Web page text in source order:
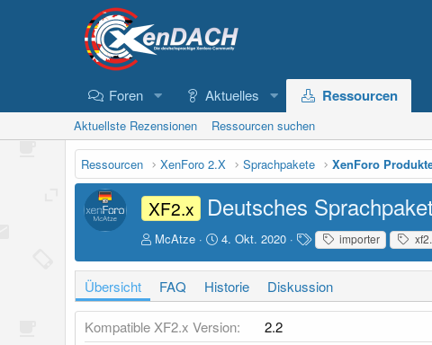
Foren Aktuelles Ressourcen
Aktuellste Rezensionen Ressourcen suchen
Ressourcen XenForo 2.X Sprachpakete XenForo
XF2.x Deutsches
A
t
r
McAtze
D
t
u
m
E
r
4. Okt. 2020
S
c
h
l
a
importer
Übersicht FAQ Historie Diskussion
Kompatible XF2.x Version
2.2